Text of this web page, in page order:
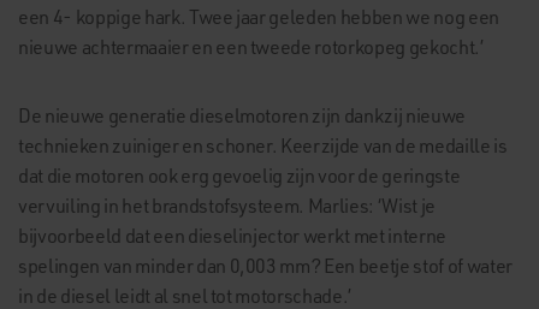
een 4- koppige hark. Twee jaar geleden hebben we nog een
nieuwe achtermaaier en een tweede rotorkopeg gekocht.’
De nieuwe generatie dieselmotoren zijn dankzij nieuwe
technieken zuiniger en schoner. Keerzijde van de medaille is
dat die motoren ook erg gevoelig zijn voor de geringste
vervuiling in het brandstofsysteem. Marlies: ‘Wist je
bijvoorbeeld dat een dieselinjector werkt met interne
spelingen van minder dan 0,003 mm? Een beetje stof of water
in de diesel leidt al snel tot motorschade.’